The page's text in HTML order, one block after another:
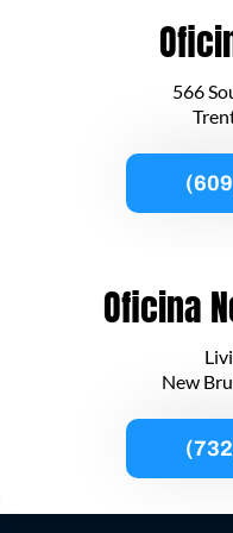
buscando. Quizá pueda
Copyright ©
566
Oficina
New